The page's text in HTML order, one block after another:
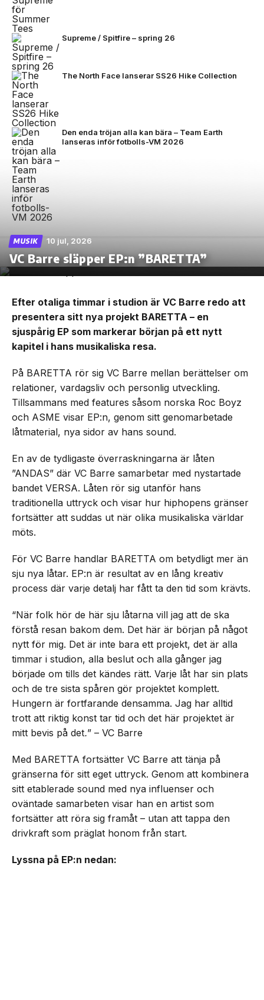
Supreme / Spitfire – spring 26
The North Face lanserar SS26 Hike Collection
Den enda tröjan alla kan bära – Team Earth
lanseras inför fotbolls-VM 2026
MUSIK 10 jul, 2026
VC Barre släpper EP:n ”BARETTA”
Efter otaliga timmar i studion är VC Barre redo att
presentera sitt nya projekt BARETTA – en
sjuspårig EP som markerar början på ett nytt
kapitel i hans musikaliska resa.
På BARETTA rör sig VC Barre mellan berättelser om
relationer, vardagsliv och personlig utveckling.
Tillsammans med features såsom norska Roc Boyz
och ASME visar EP:n, genom sitt genomarbetade
låtmaterial, nya sidor av hans sound.
En av de tydligaste överraskningarna är låten
”ANDAS” där VC Barre samarbetar med nystartade
bandet VERSA. Låten rör sig utanför hans
traditionella uttryck och visar hur hiphopens gränser
fortsätter att suddas ut när olika musikaliska världar
möts.
För VC Barre handlar BARETTA om betydligt mer än
sju nya låtar. EP:n är resultat av en lång kreativ
process där varje detalj har fått ta den tid som krävts.
“När folk hör de här sju låtarna vill jag att de ska
förstå resan bakom dem. Det här är början på något
nytt för mig. Det är inte bara ett projekt, det är alla
timmar i studion, alla beslut och alla gånger jag
började om tills det kändes rätt. Varje låt har sin plats
och de tre sista spåren gör projektet komplett.
Hungern är fortfarande densamma. Jag har alltid
trott att riktig konst tar tid och det här projektet är
mitt bevis på det.” – VC Barre
Med BARETTA fortsätter VC Barre att tänja på
gränserna för sitt eget uttryck. Genom att kombinera
sitt etablerade sound med nya influenser och
oväntade samarbeten visar han en artist som
fortsätter att röra sig framåt – utan att tappa den
drivkraft som präglat honom från start.
Lyssna på EP:n nedan: